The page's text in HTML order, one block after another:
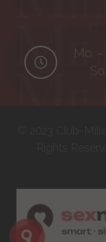
Mo.